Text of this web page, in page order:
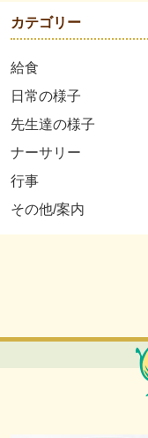
カテゴリー
給食
日常の様子
先生達の様子
ナーサリー
行事
その他/案内